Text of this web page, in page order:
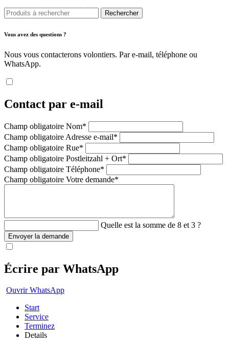
Rechercher
Vous avez des questions ?
Nous vous contacterons volontiers. Par e-mail, téléphone ou
WhatsApp.
Contact par e-mail
Champ obligatoire Nom*
Champ obligatoire Adresse e-mail*
Champ obligatoire Rue*
Champ obligatoire Postleitzahl + Ort*
Champ obligatoire Téléphone*
Champ obligatoire Votre demande*
Quelle est la somme de 8 et 3 ?
Envoyer la demande
Écrire par WhatsApp
Ouvrir WhatsApp
Start
Service
Terminez
Details